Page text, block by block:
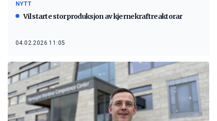
NYTT
Vil starte storproduksjon av kjernekraftreaktorar
04.02.2026 11:05